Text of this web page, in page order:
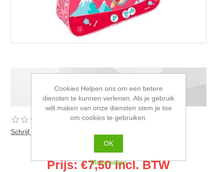
Paw Patrol tas Skye
Schrijf als eerste voor dit product een beoordeling
€13,50 incl. BTW
Prijs: €7,50 incl. BTW
Cookies Helpen ons om een betere
diensten te kunnen verlenen. Als je gebruik
wilt maken van onze diensten stem je toe
om cookies te gebruiken.
OK
Meer weten